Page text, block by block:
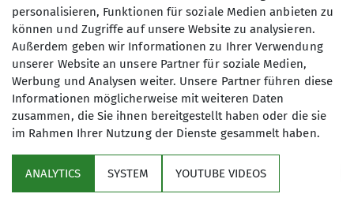
personalisieren, Funktionen für soziale Medien anbieten zu
können und Zugriffe auf unsere Website zu analysieren.
Außerdem geben wir Informationen zu Ihrer Verwendung
unserer Website an unsere Partner für soziale Medien,
Werbung und Analysen weiter. Unsere Partner führen diese
Informationen möglicherweise mit weiteren Daten
zusammen, die Sie ihnen bereitgestellt haben oder die sie
im Rahmen Ihrer Nutzung der Dienste gesammelt haben.
ANALYTICS SYSTEM YOUTUBE VIDEOS